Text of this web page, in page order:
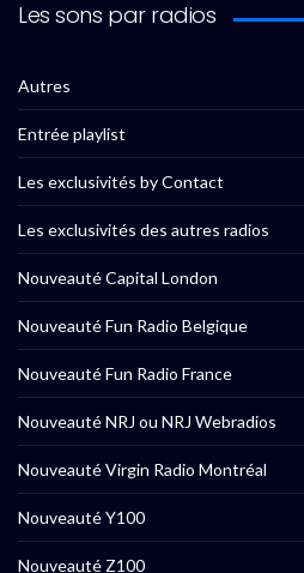
Les sons par radios
Autres
Entrée playlist
Les exclusivités by Contact
Les exclusivités des autres radios
Nouveauté Capital London
Nouveauté Fun Radio Belgique
Nouveauté Fun Radio France
Nouveauté NRJ ou NRJ Webradios
Nouveauté Virgin Radio Montréal
Nouveauté Y100
Nouveauté Z100